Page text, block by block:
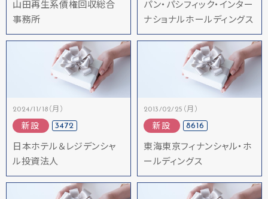
山田再生系債権回収総合
事務所
パン・パシフィック・インター
ナショナルホールディングス
2024/11/18（月）
新設 3472
日本ホテル＆レジデンシャ
ル投資法人
2013/02/25（月）
新設 8616
東海東京フィナンシャル・ホ
ールディングス